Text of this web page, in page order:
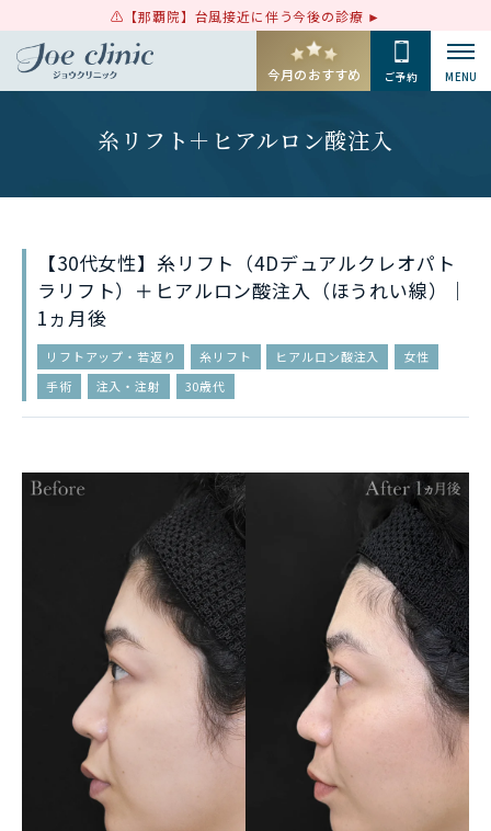
【那覇院】台風接近に伴う今後の診療
今月のおすすめ ご予約 MENU
糸リフト＋ヒアルロン酸注入
【30代女性】糸リフト（4Dデュアルクレオパト
ラリフト）＋ヒアルロン酸注入（ほうれい線）｜
1ヵ月後
リフトアップ・若返り 糸リフト ヒアルロン酸注入
女性
手術
注入・注射 30歳代